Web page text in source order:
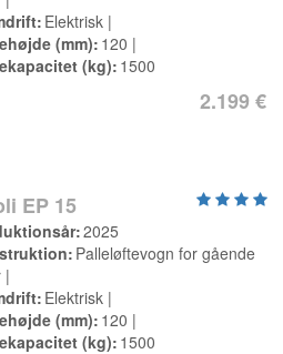
Elektrisk
(mm) 120
(kg) 1500
2.199 €
EP 15
2025
Palleløftevogn for gående
Elektrisk
(mm) 120
(kg) 1500